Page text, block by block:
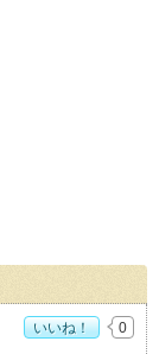
いいね！ 0